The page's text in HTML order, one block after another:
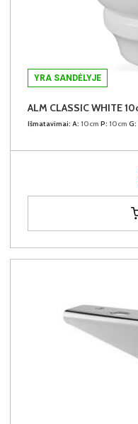
YRA SANDĖLYJE
Išmatavimai: A: 10cm P: 10cm G: